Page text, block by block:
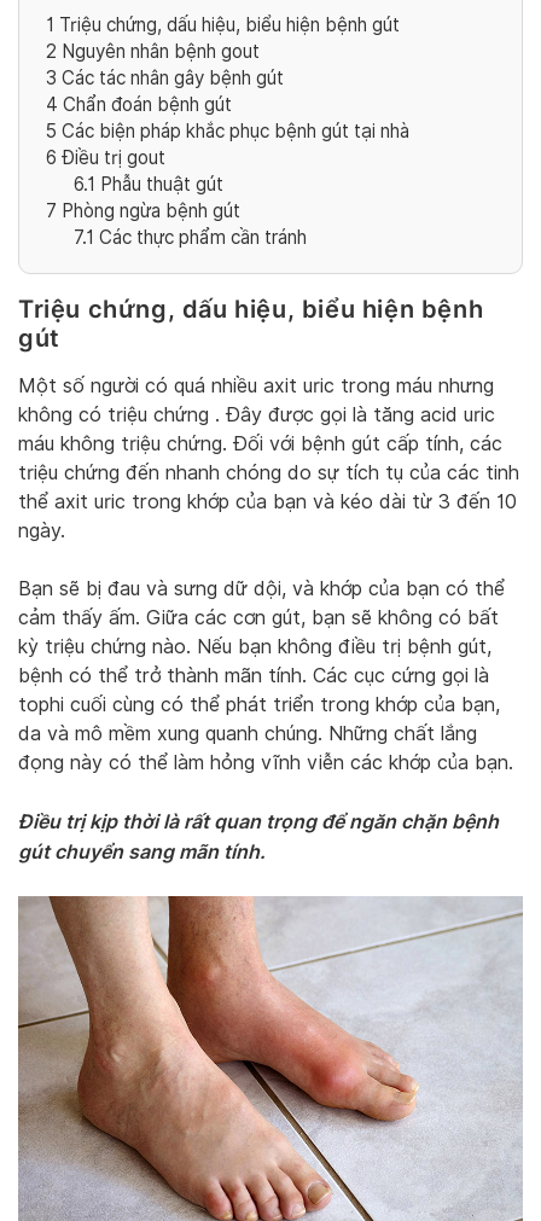
1 Triệu chứng, dấu hiệu, biểu hiện bệnh gút
2 Nguyên nhân bệnh gout
3 Các tác nhân gây bệnh gút
4 Chẩn đoán bệnh gút
5 Các biện pháp khắc phục bệnh gút tại nhà
6 Điều trị gout
6.1 Phẫu thuật gút
7 Phòng ngừa bệnh gút
7.1 Các thực phẩm cần tránh
Triệu chứng, dấu hiệu, biểu hiện bệnh
gút
Một số người có quá nhiều axit uric trong máu nhưng
không có triệu chứng . Đây được gọi là tăng acid uric
máu không triệu chứng. Đối với bệnh gút cấp tính, các
triệu chứng đến nhanh chóng do sự tích tụ của các tinh
thể axit uric trong khớp của bạn và kéo dài từ 3 đến 10
ngày.
Bạn sẽ bị đau và sưng dữ dội, và khớp của bạn có thể
cảm thấy ấm. Giữa các cơn gút, bạn sẽ không có bất
kỳ triệu chứng nào. Nếu bạn không điều trị bệnh gút,
bệnh có thể trở thành mãn tính. Các cục cứng gọi là
tophi cuối cùng có thể phát triển trong khớp của bạn,
da và mô mềm xung quanh chúng. Những chất lắng
đọng này có thể làm hỏng vĩnh viễn các khớp của bạn.
Điều trị kịp thời là rất quan trọng để ngăn chặn bệnh
gút chuyển sang mãn tính.